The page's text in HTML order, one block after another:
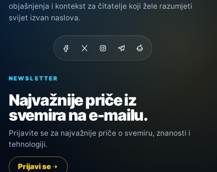
objašnjenja i kontekst za čitatelje koji žele razumjeti
svijet izvan naslova.
NEWSLETTER
Najvažnije priče iz
svemira na e-mailu.
Prijavite se za najvažnije priče o svemiru, znanosti i
tehnologiji.
Prijavi se